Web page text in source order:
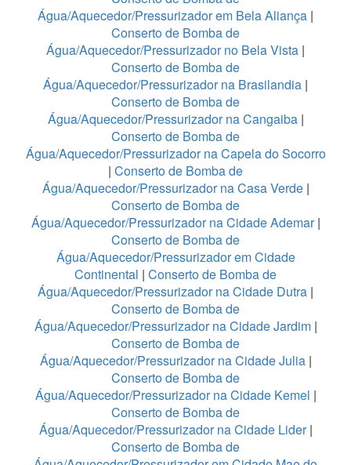
Água/Aquecedor/Pressurizador em Bela Aliança |
Conserto de Bomba de
Água/Aquecedor/Pressurizador no Bela Vista |
Conserto de Bomba de
Água/Aquecedor/Pressurizador na Brasilandia |
Conserto de Bomba de
Água/Aquecedor/Pressurizador na Cangaiba|
Conserto de Bomba de
Água/Aquecedor/Pressurizador na Capela do Socorro
| Conserto de Bomba de
Água/Aquecedor/Pressurizador na Casa Verde|
Conserto de Bomba de
Água/Aquecedor/Pressurizador na Cidade Ademar|
Conserto de Bomba de
Água/Aquecedor/Pressurizador em Cidade
Continental | Conserto de Bomba de
Água/Aquecedor/Pressurizador na Cidade Dutra |
Conserto de Bomba de
Água/Aquecedor/Pressurizador na Cidade Jardim|
Conserto de Bomba de
Água/Aquecedor/Pressurizador na Cidade Julia |
Conserto de Bomba de
Água/Aquecedor/Pressurizador na Cidade Kemel |
Conserto de Bomba de
Água/Aquecedor/Pressurizador na Cidade Lider|
Conserto de Bomba de